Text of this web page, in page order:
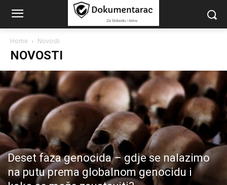
Home Novosti
NOVOSTI
Deset faza genocida – gdje se nalazimo
na putu prema globalnom genocidu i